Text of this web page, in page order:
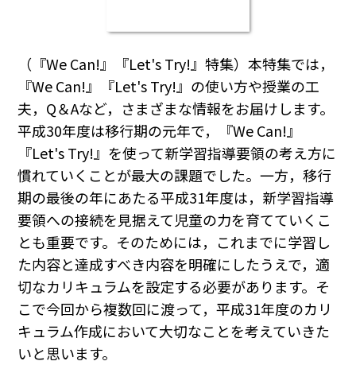
（『We Can!』『Let's Try!』特集）本特集では，
『We Can!』『Let's Try!』の使い方や授業の工
夫，Q＆Aなど，さまざまな情報をお届けします。
平成30年度は移行期の元年で，『We Can!』
『Let's Try!』を使って新学習指導要領の考え方に
慣れていくことが最大の課題でした。一方，移行
期の最後の年にあたる平成31年度は，新学習指導
要領への接続を見据えて児童の力を育てていくこ
とも重要です。そのためには，これまでに学習し
た内容と達成すべき内容を明確にしたうえで，適
切なカリキュラムを設定する必要があります。そ
こで今回から複数回に渡って，平成31年度のカリ
キュラム作成において大切なことを考えていきた
いと思います。